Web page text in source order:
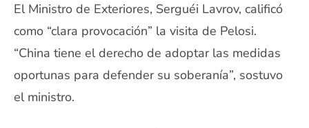
El Ministro de Exteriores, Serguéi Lavrov, calificó
como “clara provocación” la visita de Pelosi.
“China tiene el derecho de adoptar las medidas
oportunas para defender su soberanía”, sostuvo
el ministro.